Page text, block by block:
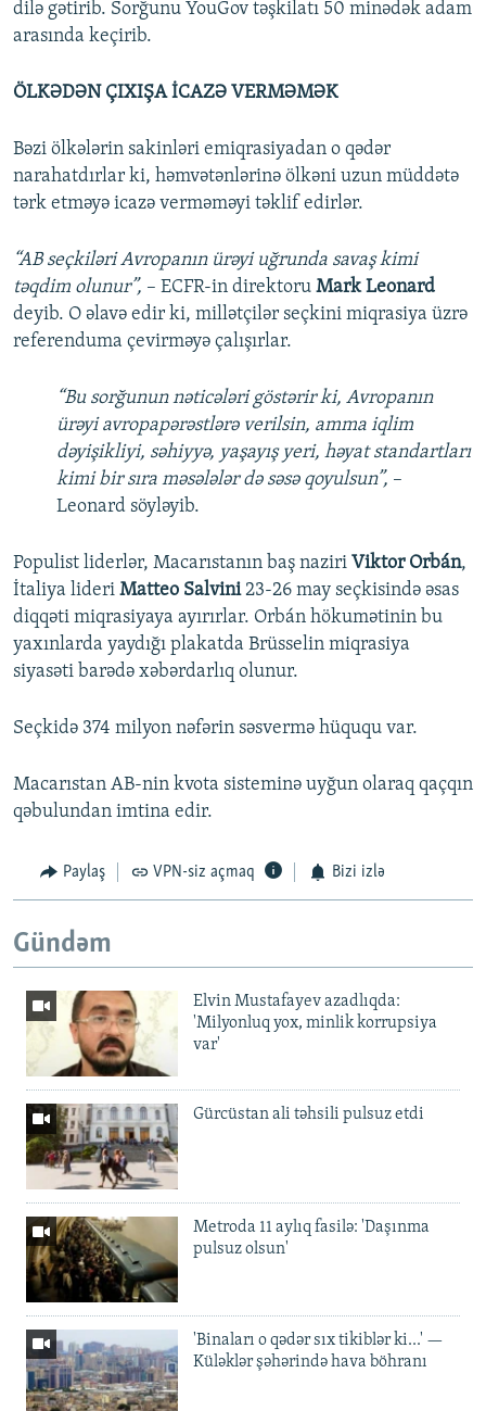
dilə gətirib. Sorğunu YouGov təşkilatı 50 minədək adam
arasında keçirib.
ÖLKƏDƏN ÇIXIŞA İCAZƏ VERMƏMƏK
Bəzi ölkələrin sakinləri emiqrasiyadan o qədər
narahatdırlar ki, həmvətənlərinə ölkəni uzun müddətə
tərk etməyə icazə verməməyi təklif edirlər.
“AB seçkiləri Avropanın ürəyi uğrunda savaş kimi
təqdim olunur”, – ECFR-in direktoru Mark Leonard
deyib. O əlavə edir ki, millətçilər seçkini miqrasiya üzrə
referenduma çevirməyə çalışırlar.
“Bu sorğunun nəticələri göstərir ki, Avropanın
ürəyi avropapərəstlərə verilsin, amma iqlim
dəyişikliyi, səhiyyə, yaşayış yeri, həyat standartları
kimi bir sıra məsələlər də səsə qoyulsun”, –
Leonard söyləyib.
Populist liderlər, Macarıstanın baş naziri Viktor Orbán,
İtaliya lideri Matteo Salvini23-26 may seçkisində əsas
diqqəti miqrasiyaya ayırırlar. Orbán hökumətinin bu
yaxınlarda yaydığı plakatda Brüsselin miqrasiya
siyasəti barədə xəbərdarlıq olunur.
Seçkidə 374 milyon nəfərin səsvermə hüququ var.
Macarıstan AB-nin kvota sisteminə uyğun olaraq qaçqın
qəbulundan imtina edir.
Paylaş VPN-siz açmaq Bizi izlə
Gündəm
Elvin Mustafayev azadlıqda:
'Milyonluq yox, minlik korrupsiya
var'
Gürcüstan ali təhsili pulsuz etdi
Metroda 11 aylıq fasilə: 'Daşınma
pulsuz olsun'
'Binaları o qədər sıx tikiblər ki...' —
Küləklər şəhərində hava böhranı